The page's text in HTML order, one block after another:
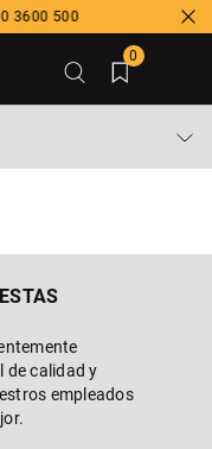
3600 500
0
de calidad y
empleados